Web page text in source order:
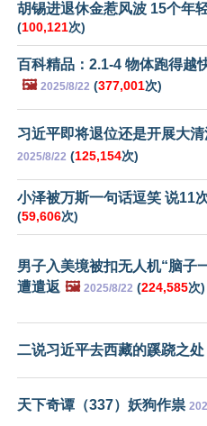
胡锡进退休金惹风波 15个年
(100,121次)
百科精品：2.1-4 物体跑得越
🖼️ 2025/8/22 (377,001次)
习近平即将退位还是开展大清
2025/8/22 (125,154次)
小泽被万斯一句话逗笑 说11
(59,606次)
男子入美境被扣无人机“脑子
遭遣返 🖼️ 2025/8/22 (224,585次)
二说习近平去西藏的蹊跷之处
天下奇谭（337）妖狗作祟